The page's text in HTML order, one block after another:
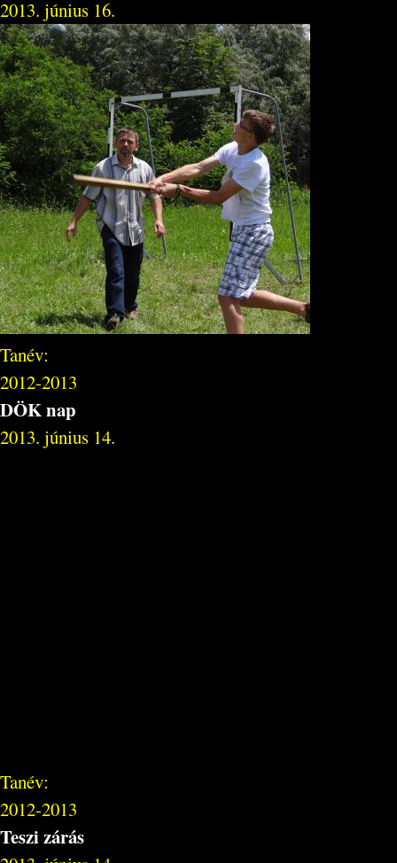
2013. június 16.
Tanév:
2012-2013
DÖK nap
2013. június 14.
Tanév:
2012-2013
Teszi zárás